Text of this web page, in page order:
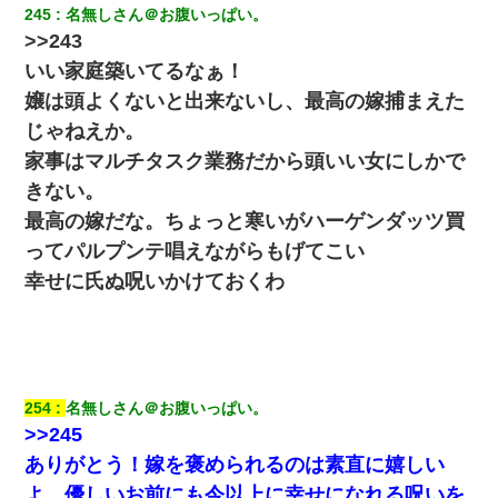
だった。
元夫の連れ子「俺の結婚式の時くらい、母親としての責任
を果たそうとは思わないのか！」→どうも連れ子は…
【クズ】昔、兄がお見合いして「ブスすぎｗｗｗ」と断っ
た女性が、兄の同級生と結婚。それを知った兄は荒れ狂
い、｢嫁さん、俺のお古ですが気分はどう？」とメールを送
った→
今日夫の実家に泊ったんだけど、朝起きたら股間がなんか
モッコリしてた
葉を受けた
10年ほど前、息子がまだ年中だった時に離婚したんだけ
ど、一昨年の暮れに突然息子が職場を訪ねてきた。
245 名無しさん＠お腹いっぱい。
>>243
いい家庭築いてるなぁ！
嬢は頭よくないと出来ないし、最高の嫁捕まえた
じゃねえか。
家事はマルチタスク業務だから頭いい女にしかで
きない。
最高の嫁だな。ちょっと寒いがハーゲンダッツ買
ってパルプンテ唱えながらもげてこい
幸せに氏ぬ呪いかけておくわ
254 名無しさん＠お腹いっぱい。
>>245
ありがとう！嫁を褒められるのは素直に嬉しい